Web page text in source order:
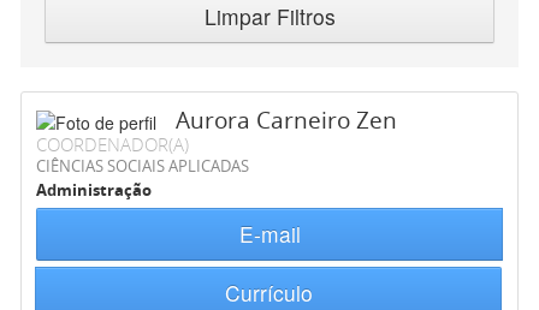
Limpar Filtros
Aurora Carneiro Zen
COORDENADOR(A)
CIÊNCIAS SOCIAIS APLICADAS
Administração
E-mail
Currículo